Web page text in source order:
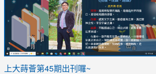
ink
link
上大蒔薈第45期出刊囉~